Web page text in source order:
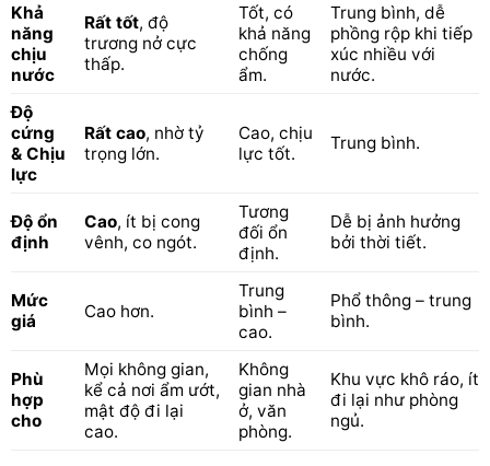
Khả
năng
chịu
nước
Rất tốt, độ
trương nở cực
thấp.
Tốt, có
khả năng
chống
ẩm.
Trung bình, dễ
phồng rộp khi tiếp
xúc nhiều với
nước.
Độ
cứng
& Chịu
lực
Rất cao, nhờ tỷ
trọng lớn.
Cao, chịu
lực tốt.
Trung bình.
Độ ổn
định
Cao, ít bị cong
vênh, co ngót.
Tương
đối ổn
định.
Dễ bị ảnh hưởng
bởi thời tiết.
Mức
giá
Cao hơn.
Trung
bình –
cao.
Phổ thông – trung
bình.
Phù
hợp
cho
Mọi không gian,
kể cả nơi ẩm ướt,
mật độ đi lại
cao.
Không
gian nhà
ở, văn
phòng.
Khu vực khô ráo, ít
đi lại như phòng
ngủ.